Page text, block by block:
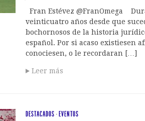
Fran Estévez @FranOmega
veinticuatro años desde que
bochornosos de la historia
español. Por si acaso existiesen
conociesen, o le recordaran […]
Leer más
DESTACADOS · EVENTOS